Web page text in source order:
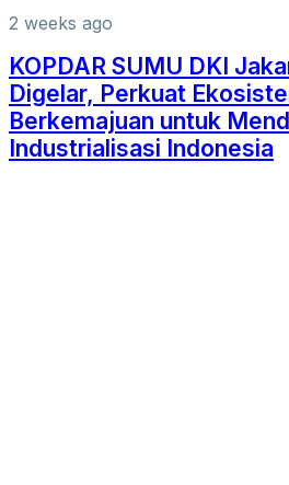
2 weeks ago
KOPDAR SUMU DKI
Digelar, Perkuat
Berkemajuan untuk
Industrialisasi Indonesia